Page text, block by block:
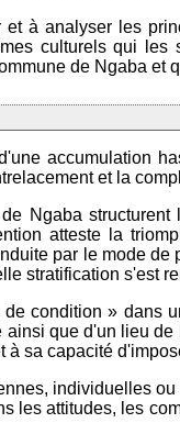
à analyser les
culturels qui
de Ngaba et
accumulation
et la
Ngaba
atteste la
par le mode
stratification s'est
condition »
que d'un lieu
sa capacité
individuelles
les attitudes, les